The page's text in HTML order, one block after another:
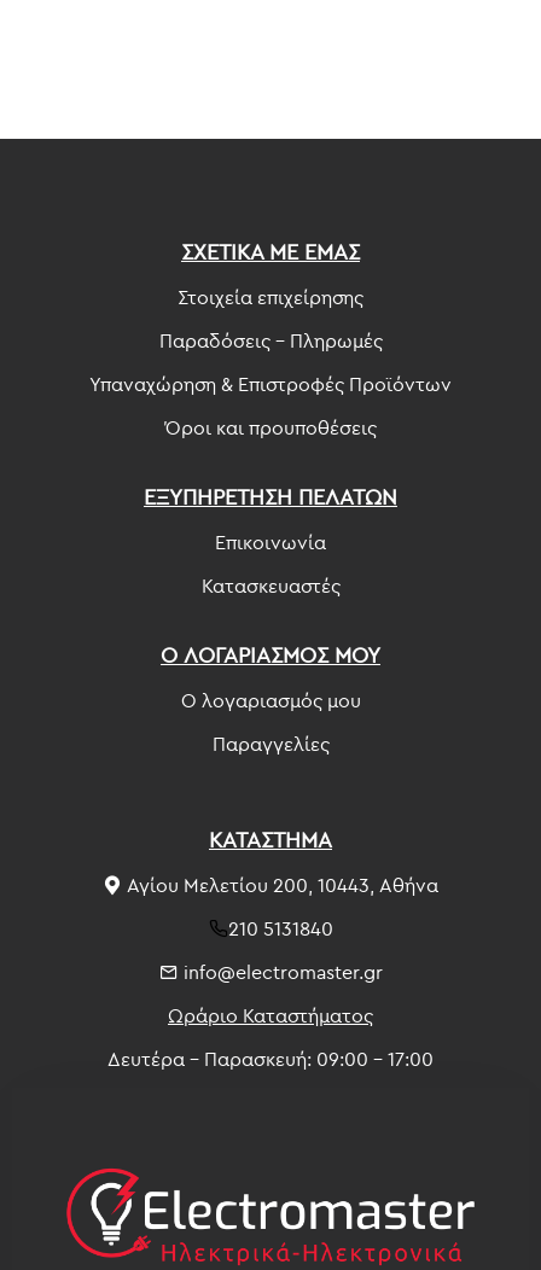
ΣΧΕΤΙΚΑ ΜΕ ΕΜΑΣ
Στοιχεία επιχείρησης
Παραδόσεις - Πληρωμές
Υπαναχώρηση & Επιστροφές Προϊόντων
Όροι και προυποθέσεις
ΕΞΥΠΗΡΕΤΗΣΗ ΠΕΛΑΤΩΝ
Επικοινωνία
Κατασκευαστές
Ο ΛΟΓΑΡΙΑΣΜΟΣ ΜΟΥ
Ο λογαριασμός μου
Παραγγελίες
ΚΑΤΑΣΤΗΜΑ
Αγίου Μελετίου 200, 10443, Αθήνα
210 5131840
info@electromaster.gr
Ωράριο Καταστήματος
Δευτέρα - Παρασκευή: 09:00 - 17:00